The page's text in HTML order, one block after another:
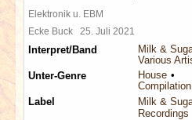
REDAKTION
LINKS
ARCHIV
Elektronik u. EBM
Ecke Buck 25. Juli 2021
Interpret/Band
Milk &
Various
Unter-Genre
House
Compilation
Label
Milk &
Recordings